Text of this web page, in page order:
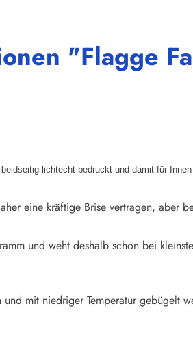
"Flagge
lichtecht bedruckt und damit für Innen
eine kräftige Brise vertragen,
und weht deshalb schon bei
mit niedriger Temperatur gebügelt